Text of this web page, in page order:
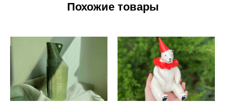
Похожие товары